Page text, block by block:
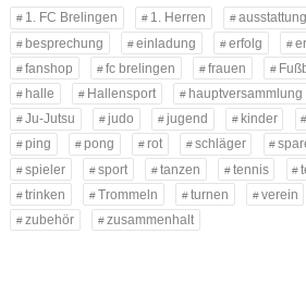
1. FC Brelingen 1. Herren ausstattung
besprechung
einladung erfolg
fanshop
fc brelingen frauen
halle
Hallensport hauptversammlung
Ju-Jutsu
judo jugend kinder
ping
pong rot schläger
spieler
sport tanzen tennis
trinken
Trommeln turnen verein
zubehör
zusammenhalt